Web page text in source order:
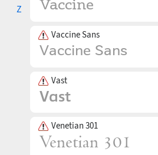
Z
Vaccine Sans
Vast
Venetian 301